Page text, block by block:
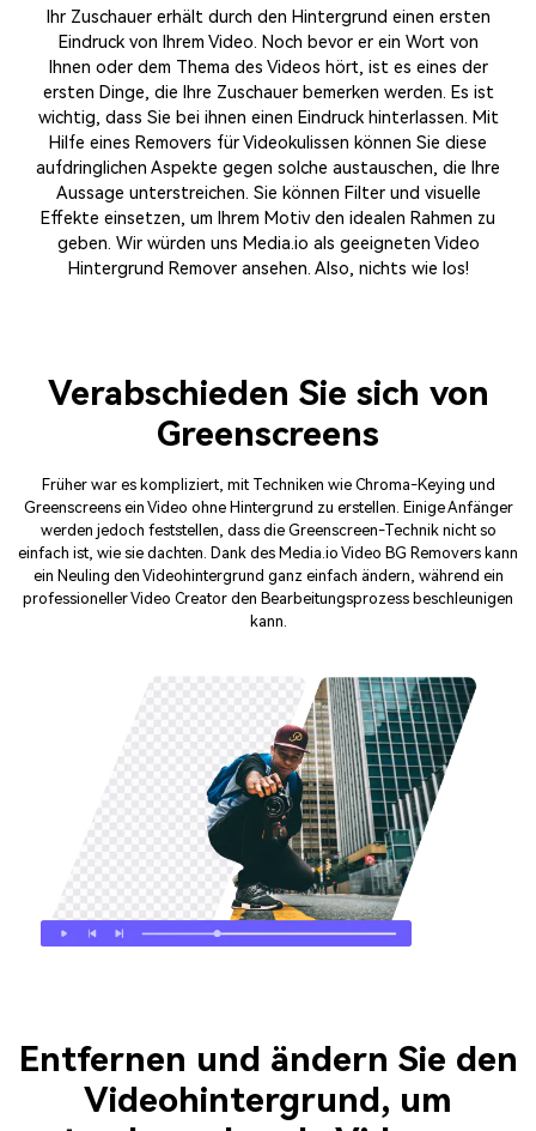
Ihr Zuschauer erhält durch den Hintergrund einen ersten
Eindruck von Ihrem Video. Noch bevor er ein Wort von
Ihnen oder dem Thema des Videos hört, ist es eines der
ersten Dinge, die Ihre Zuschauer bemerken werden. Es ist
wichtig, dass Sie bei ihnen einen Eindruck hinterlassen. Mit
Hilfe eines Removers für Videokulissen können Sie diese
aufdringlichen Aspekte gegen solche austauschen, die Ihre
Aussage unterstreichen. Sie können Filter und visuelle
Effekte einsetzen, um Ihrem Motiv den idealen Rahmen zu
geben. Wir würden uns Media.io als geeigneten Video
Hintergrund Remover ansehen. Also, nichts wie los!
Verabschieden Sie sich von
Greenscreens
Früher war es kompliziert, mit Techniken wie Chroma-Keying und
Greenscreens ein Video ohne Hintergrund zu erstellen. Einige Anfänger
werden jedoch feststellen, dass die Greenscreen-Technik nicht so
einfach ist, wie sie dachten. Dank des Media.io Video BG Removers kann
ein Neuling den Videohintergrund ganz einfach ändern, während ein
professioneller Video Creator den Bearbeitungsprozess beschleunigen
kann.
Entfernen und ändern Sie den
Videohintergrund, um